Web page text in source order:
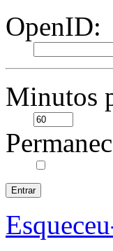
OpenID:
Minutos